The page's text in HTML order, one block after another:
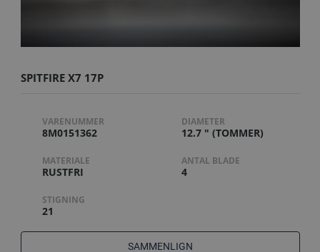
SPITFIRE X7 17P
VARENUMMER
8M0151362
DIAMETER
12.7 " (TOMMER)
MATERIALE
RUSTFRI
ANTAL BLADE
4
STIGNING
21
SAMMENLIGN